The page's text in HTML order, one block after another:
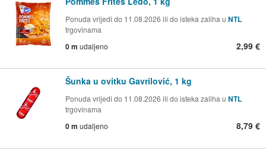
Ponuda vrijedi do 11.08.2026 ili do isteka zaliha u NTL
trgovinama
0 m udaljeno 2,99 €
Šunka u ovitku Gavrilović, 1 kg
Ponuda vrijedi do 11.08.2026 ili do isteka zaliha u NTL
trgovinama
0 m udaljeno 8,79 €